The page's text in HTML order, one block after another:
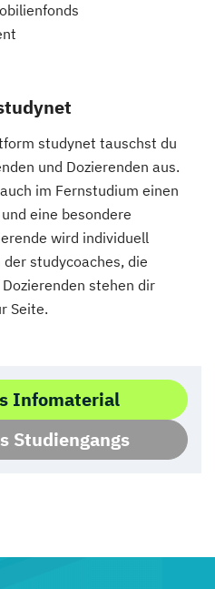
studynet tauschst du
und Dozierenden aus.
im Fernstudium einen
eine besondere
wird individuell
studycoaches, die
stehen dir
Seite.
Infomaterial
Studiengangs